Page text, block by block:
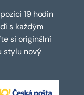
19 hodin
s každým
si originální
stylu nový